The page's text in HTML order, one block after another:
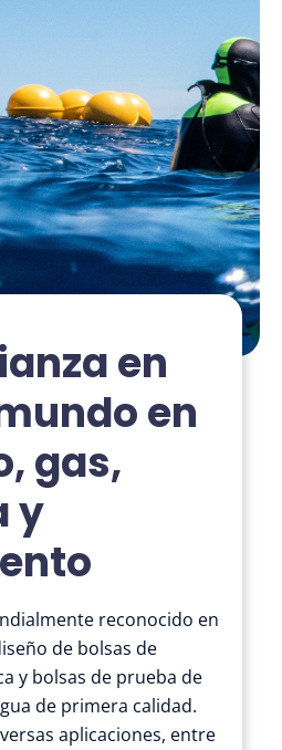
en
en
gas,
y
reconocido en
de bolsas de
y bolsas de prueba de
de primera calidad.
aplicaciones, entre